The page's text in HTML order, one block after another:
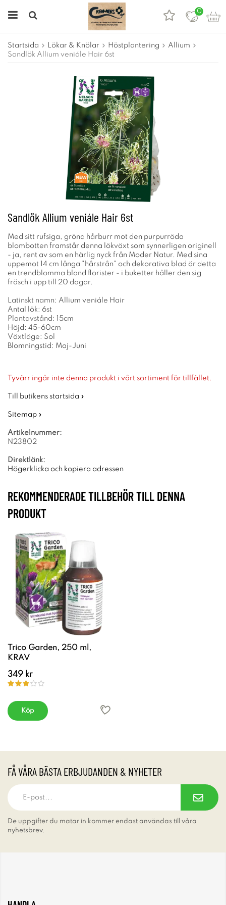
0
Startsida Lökar & Knölar Höstplantering
Allium
Sandlök Allium veniále Hair 6st
Sandlök Allium veniále Hair 6st
Med sitt rufsiga, gröna hårburr mot den purpurröda
blombotten framstår denna lökväxt som synnerligen originell
- ja, rent av som en härlig nyck från Moder Natur. Med sina
uppemot 14 cm långa "hårstrån" och dekorativa blad är detta
en trendblomma bland florister - i buketter håller den sig
fräsch i upp till 20 dagar.
Latinskt namn: Allium veniále Hair
Antal lök: 6st
Plantavstånd: 15cm
Höjd: 45-60cm
Växtläge: Sol
Blomningstid: Maj-Juni
Tyvärr ingår inte denna produkt i vårt sortiment för tillfället.
Till butikens startsida »
Sitemap »
Artikelnummer:
N23802
Direktlänk:
Högerklicka och kopiera adressen
REKOMMENDERADE TILLBEHÖR TILL DENNA
PRODUKT
Trico Garden, 250 ml,
KRAV
349 kr
Köp
FÅ VÅRA BÄSTA ERBJUDANDEN & NYHETER
De uppgifter du matar in kommer endast användas till våra
nyhetsbrev.